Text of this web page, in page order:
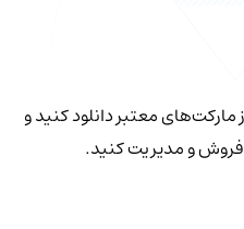
معتبر دانلود کنید و
فروش و مدیریت کنید.